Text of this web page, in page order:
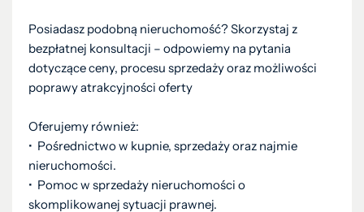
Posiadasz podobną nieruchomość? Skorzystaj z
bezpłatnej konsultacji – odpowiemy na pytania
dotyczące ceny, procesu sprzedaży oraz możliwości
poprawy atrakcyjności oferty
Oferujemy również:
•⁠ ⁠Pośrednictwo w kupnie, sprzedaży oraz najmie
nieruchomości.
•⁠ ⁠Pomoc w sprzedaży nieruchomości o
skomplikowanej sytuacji prawnej.